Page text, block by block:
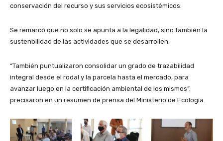
conservación del recurso y sus servicios ecosistémicos.
Se remarcó que no solo se apunta a la legalidad, sino también la
sustenbilidad de las actividades que se desarrollen.
“También puntualizaron consolidar un grado de trazabilidad
integral desde el rodal y la parcela hasta el mercado, para
avanzar luego en la certificación ambiental de los mismos”,
precisaron en un resumen de prensa del Ministerio de Ecología.